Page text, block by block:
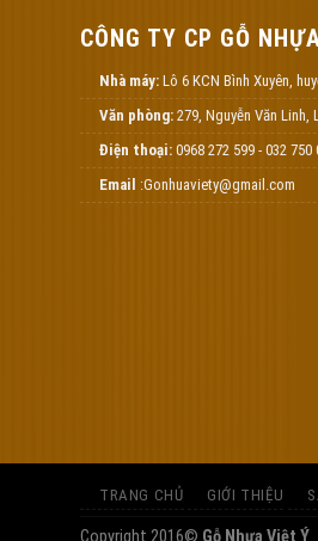
CÔNG TY CP GỖ
Nhà máy: Lô 6 KCN Bình Xuyên,
Văn phòng: 279, Nguyễn Văn Linh,
Điện thoại: 0968 272 599 - 032 750
Email :Gonhuaviety@gmail.com
TRANG CHỦ GIỚI THIỆU
Copyright 2016© Gỗ Nhựa Việt Ý